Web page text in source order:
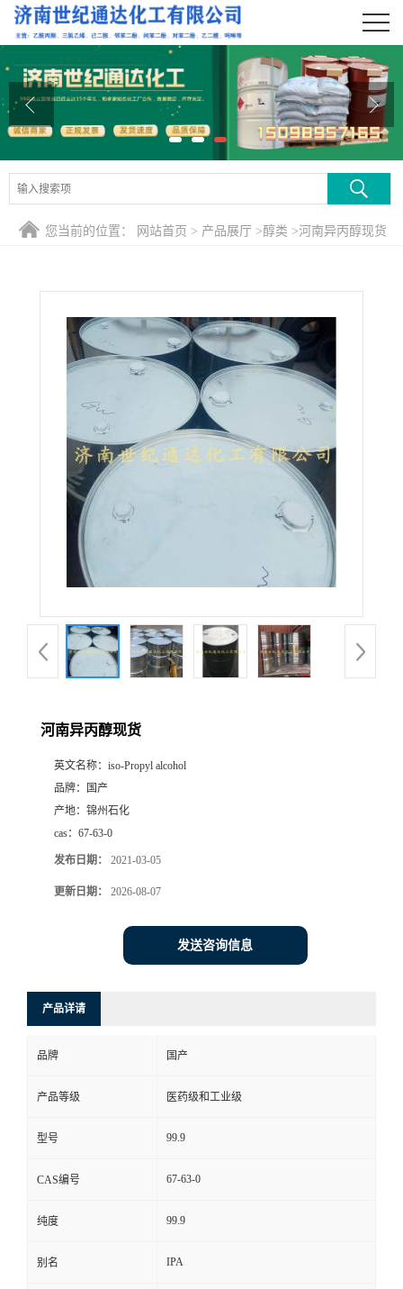
公司首页
公司介绍
产品展厅
证书荣誉
您当前的位置： 网站首页 > 产品展厅 >醇类 >河南异丙醇现货
河南异丙醇现货
英文名称： iso-Propyl alcohol
品牌：
国产
产地： 锦州石化
cas： 67-63-0
发布日期： 2021-03-05
更新日期： 2026-08-07
发送咨询信息
产品详请
品牌 国产
产品等级 医药级和工业级
型号 99.9
CAS编号 67-63-0
纯度 99.9
别名 IPA